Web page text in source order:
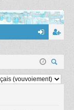
ne
xi
nr
eg
ec
her